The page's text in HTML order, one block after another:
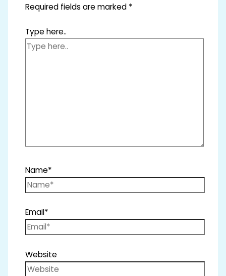
Required fields are marked *
Type here..
Name*
Email*
Website